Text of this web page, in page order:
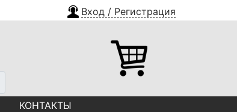
Вход / Регистрация
КОНТАКТЫ